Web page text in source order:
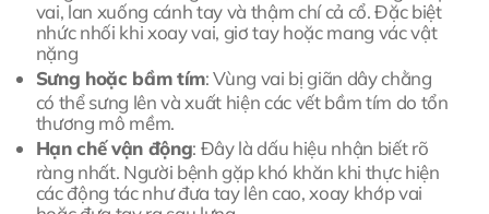
vai, lan xuống cánh tay và thậm chí cả cổ. Đặc biệt
nhức nhối khi xoay vai, giơ tay hoặc mang vác vật
nặng
Sưng hoặc bầm tím: Vùng vai bị giãn dây chằng
có thể sưng lên và xuất hiện các vết bầm tím do tổn
thương mô mềm.
Hạn chế vận động: Đây là dấu hiệu nhận biết rõ
ràng nhất. Người bệnh gặp khó khăn khi thực hiện
các động tác như đưa tay lên cao, xoay khớp vai